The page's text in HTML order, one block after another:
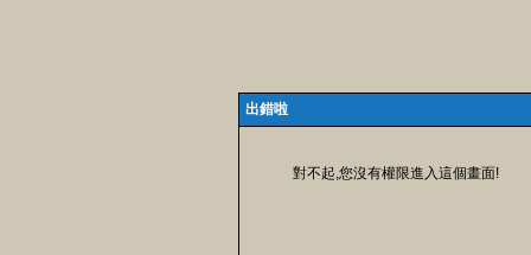
出錯啦
對不起,您沒有權限進入這個畫面!